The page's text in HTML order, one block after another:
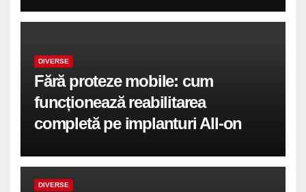
DIVERSE
Fără proteze mobile: cum
funcționează reabilitarea
completă pe implanturi All-on
DIVERSE